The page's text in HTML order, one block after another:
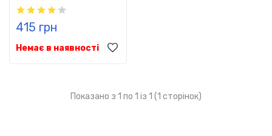
415 грн
Немає в наявності
Показано з 1 по 1 із 1 (1 сторінок)